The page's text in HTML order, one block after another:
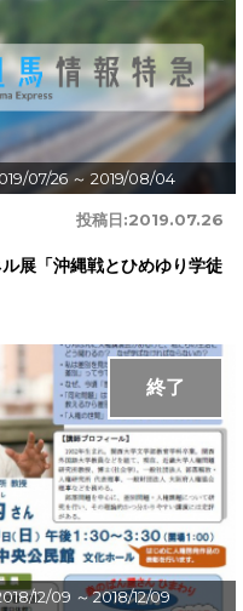
07/26 ～ 2019/08/04
投稿日:2019.07.26
展「沖縄戦とひめゆり学徒
12/09 ～ 2018/12/09
終了